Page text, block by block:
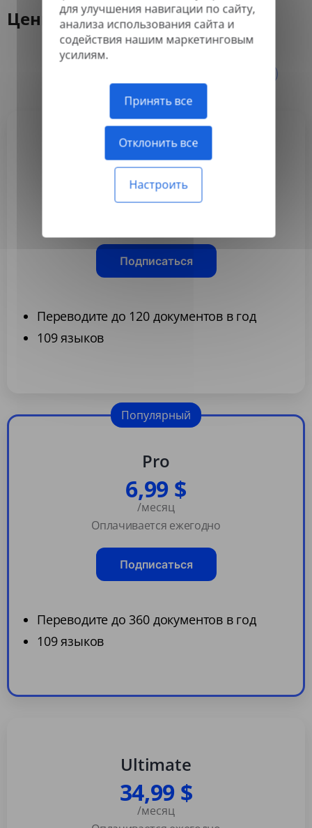
для улучшения навигации по сайту,
анализа использования сайта и
содействия нашим маркетинговым
усилиям.
Принять все
Отклонить все
Настроить
Цены
Basic
3,99 $
/месяц
Подписаться
Переводите до 120 документов в год
109 языков
Pro
6,99 $
/месяц
Оплачивается ежегодно
Подписаться
Переводите до 360 документов в год
109 языков
Популярный
Ultimate
34,99 $
/месяц